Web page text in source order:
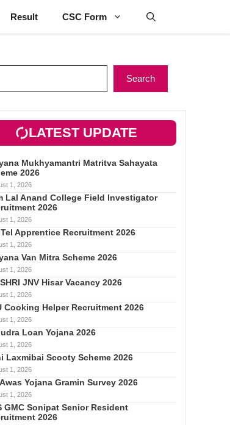
Result CSC Form
Search
LATEST UPDATE
Mukhyamantri Matritva Sahayata
2026
1, 2026
Lal Anand College Field Investigator
2026
1, 2026
Apprentice Recruitment 2026
1, 2026
Van Mitra Scheme 2026
1, 2026
JNV Hisar Vacancy 2026
1, 2026
Cooking Helper Recruitment 2026
1, 2026
Loan Yojana 2026
1, 2026
Laxmibai Scooty Scheme 2026
1, 2026
Yojana Gramin Survey 2026
1, 2026
GMC Sonipat Senior Resident
2026